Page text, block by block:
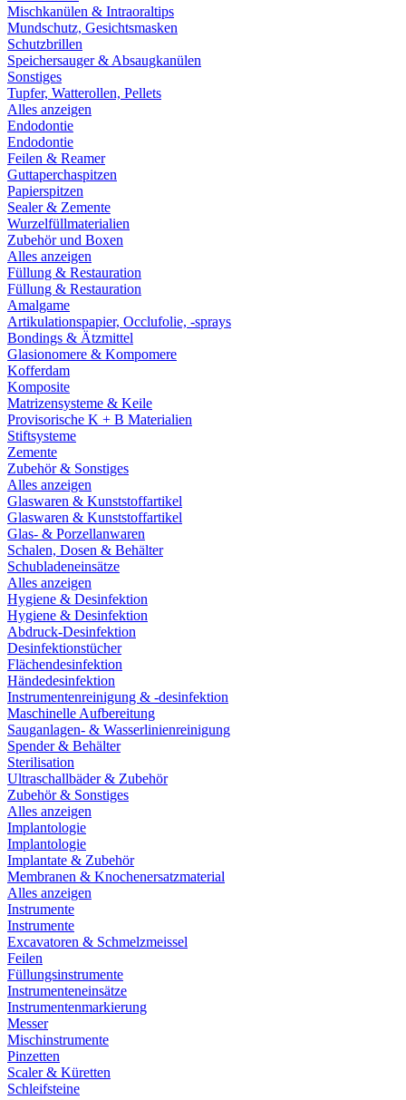
Mischkanülen & Intraoraltips
Mundschutz, Gesichtsmasken
Schutzbrillen
Speichersauger & Absaugkanülen
Sonstiges
Tupfer, Watterollen, Pellets
Alles anzeigen
Endodontie
Endodontie
Feilen & Reamer
Guttaperchaspitzen
Papierspitzen
Sealer & Zemente
Wurzelfüllmaterialien
Zubehör und Boxen
Alles anzeigen
Füllung & Restauration
Füllung & Restauration
Amalgame
Artikulationspapier, Occlufolie, -sprays
Bondings & Ätzmittel
Glasionomere & Kompomere
Kofferdam
Komposite
Matrizensysteme & Keile
Provisorische K + B Materialien
Stiftsysteme
Zemente
Zubehör & Sonstiges
Alles anzeigen
Glaswaren & Kunststoffartikel
Glaswaren & Kunststoffartikel
Glas- & Porzellanwaren
Schalen, Dosen & Behälter
Schubladeneinsätze
Alles anzeigen
Hygiene & Desinfektion
Hygiene & Desinfektion
Abdruck-Desinfektion
Desinfektionstücher
Flächendesinfektion
Händedesinfektion
Instrumentenreinigung & -desinfektion
Maschinelle Aufbereitung
Sauganlagen- & Wasserlinienreinigung
Spender & Behälter
Sterilisation
Ultraschallbäder & Zubehör
Zubehör & Sonstiges
Alles anzeigen
Implantologie
Implantologie
Implantate & Zubehör
Membranen & Knochenersatzmaterial
Alles anzeigen
Instrumente
Instrumente
Excavatoren & Schmelzmeissel
Feilen
Füllungsinstrumente
Instrumenteneinsätze
Instrumentenmarkierung
Messer
Mischinstrumente
Pinzetten
Scaler & Küretten
Schleifsteine